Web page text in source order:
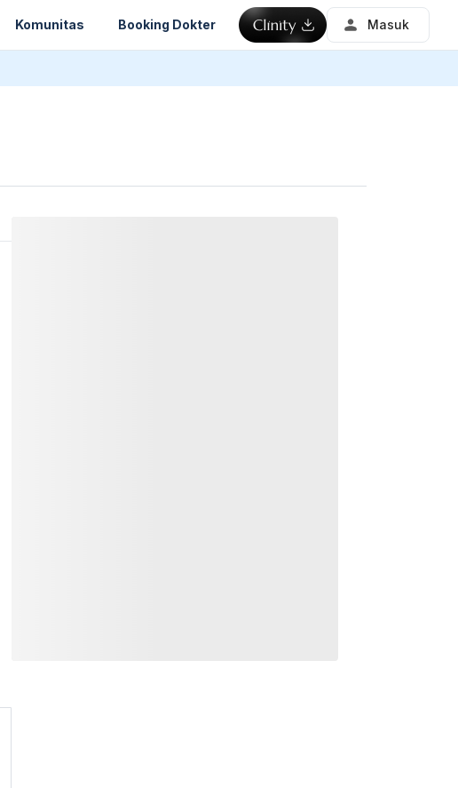
Komunitas Booking Dokter Masuk